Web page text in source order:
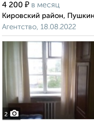
4 200 ₽ в месяц
Кировский район,
Агентство, 18.08.2022
2